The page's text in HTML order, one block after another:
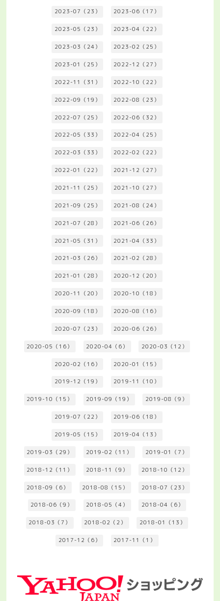
2023-07（23） 2023-06（17）
2023-05（23） 2023-04（22）
2023-03（24） 2023-02（25）
2023-01（25） 2022-12（27）
2022-11（31） 2022-10（22）
2022-09（19） 2022-08（23）
2022-07（25） 2022-06（32）
2022-05（33） 2022-04（25）
2022-03（33） 2022-02（22）
2022-01（22） 2021-12（27）
2021-11（25） 2021-10（27）
2021-09（25） 2021-08（24）
2021-07（28） 2021-06（26）
2021-05（31） 2021-04（33）
2021-03（26） 2021-02（28）
2021-01（28） 2020-12（20）
2020-11（20） 2020-10（18）
2020-09（18） 2020-08（16）
2020-07（23） 2020-06（26）
2020-05（16） 2020-04（6） 2020-03（12）
2020-02（16） 2020-01（15）
2019-12（19） 2019-11（10）
2019-10（15） 2019-09（19） 2019-08（9）
2019-07（22） 2019-06（18）
2019-05（15） 2019-04（13）
2019-03（29） 2019-02（11） 2019-01（7）
2018-12（11） 2018-11（9） 2018-10（12）
2018-09（6） 2018-08（15） 2018-07（23）
2018-06（9） 2018-05（4） 2018-04（6）
2018-03（7） 2018-02（2） 2018-01（13）
2017-12（6） 2017-11（1）